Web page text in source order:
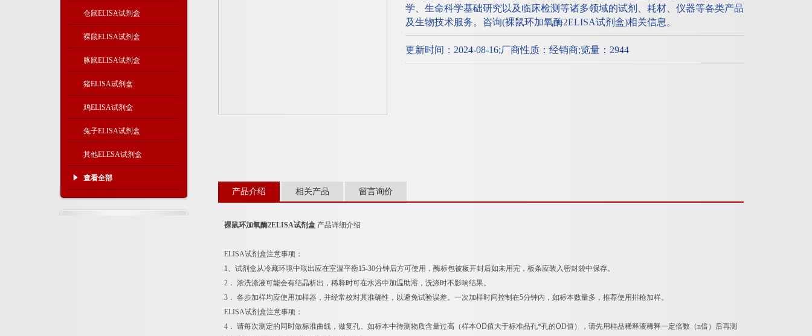
仓鼠ELISA试剂盒
裸鼠ELISA试剂盒
豚鼠ELISA试剂盒
猪ELISA试剂盒
鸡ELISA试剂盒
兔子ELISA试剂盒
其他ELESA试剂盒
查看全部
学、生命科学基础研究以及临床检测等诸多领域的试剂、耗材、仪器等各类产品
及生物技术服务。咨询(裸鼠环加氧酶2ELISA试剂盒)相关信息。
更新时间：2024-08-16;厂商性质：经销商;览量：2944
产品介绍 相关产品 留言询价
裸鼠环加氧酶2ELISA试剂盒 产品详细介绍
ELISA试剂盒注意事项：
1、试剂盒从冷藏环境中取出应在室温平衡15-30分钟后方可使用，酶标包被板开封后如未用完，板条应装入密封袋中保存。
2． 浓洗涤液可能会有结晶析出，稀释时可在水浴中加温助溶，洗涤时不影响结果。
3． 各步加样均应使用加样器，并经常校对其准确性，以避免试验误差。一次加样时间控制在5分钟内，如标本数量多，推荐使用排枪加样。
ELISA试剂盒注意事项：
4． 请每次测定的同时做标准曲线，做复孔。如标本中待测物质含量过高（样本OD值大于标准品孔*孔的OD值），请先用样品稀释液稀释一定倍数（n倍）后再测